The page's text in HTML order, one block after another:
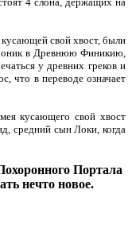
свой хвост, были
в Древнюю Финикию,
у древних греков и
что в переводе означает
кусающего свой хвост
средний сын Локи, когда
Портала
нечто новое.